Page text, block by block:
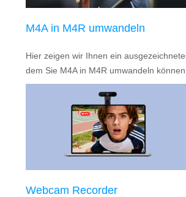
M4A in M4R umwandeln
Hier zeigen wir Ihnen ein
dem Sie M4A in M4R umwandeln
Webcam Recorder